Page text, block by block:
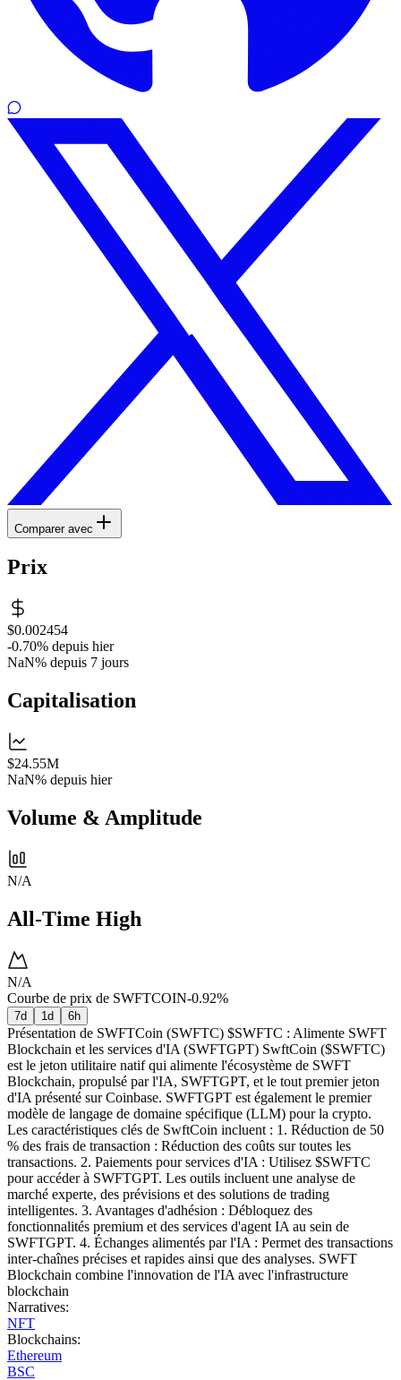
Comparer avec
Prix
$0.002454
-0.70% depuis hier
NaN% depuis 7 jours
Capitalisation
$24.55M
NaN% depuis hier
Volume & Amplitude
N/A
All-Time High
N/A
Courbe de prix de SWFTCOIN-0.92%
7d 1d 6h
Présentation de SWFTCoin (SWFTC) $SWFTC : Alimente SWFT
Blockchain et les services d'IA (SWFTGPT) SwftCoin ($SWFTC)
est le jeton utilitaire natif qui alimente l'écosystème de SWFT
Blockchain, propulsé par l'IA, SWFTGPT, et le tout premier jeton
d'IA présenté sur Coinbase. SWFTGPT est également le premier
modèle de langage de domaine spécifique (LLM) pour la crypto.
Les caractéristiques clés de SwftCoin incluent : 1. Réduction de 50
% des frais de transaction : Réduction des coûts sur toutes les
transactions. 2. Paiements pour services d'IA : Utilisez $SWFTC
pour accéder à SWFTGPT. Les outils incluent une analyse de
marché experte, des prévisions et des solutions de trading
intelligentes. 3. Avantages d'adhésion : Débloquez des
fonctionnalités premium et des services d'agent IA au sein de
SWFTGPT. 4. Échanges alimentés par l'IA : Permet des transactions
inter-chaînes précises et rapides ainsi que des analyses. SWFT
Blockchain combine l'innovation de l'IA avec l'infrastructure
blockchain
Narratives:
NFT
Blockchains:
Ethereum
BSC